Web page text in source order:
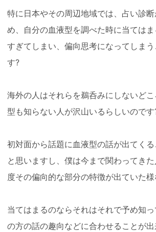
特に日本やその周辺地域では、占い診
め、自分の血液型を調べた時に当ては
すぎてしまい、偏向思考になってしま
す?
海外の人はそれらを鵜呑みにしないど
型も知らない人が沢山いるらしいのです
初対面から話題に血液型の話が出てく
と思いますし、僕は今まで関わってき
度その偏向的な部分の特徴が出ていた様
当てはまるのならそれはそれで予め知
の方の話の趣向などに合わせることが